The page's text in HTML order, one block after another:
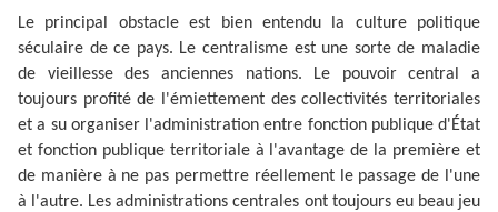
Le principal obstacle est bien entendu la culture politique
séculaire de ce pays. Le centralisme est une sorte de maladie
de vieillesse des anciennes nations. Le pouvoir central a
toujours profité de l'émiettement des collectivités territoriales
et a su organiser l'administration entre fonction publique d'État
et fonction publique territoriale à l'avantage de la première et
de manière à ne pas permettre réellement le passage de l'une
à l'autre. Les administrations centrales ont toujours eu beau jeu